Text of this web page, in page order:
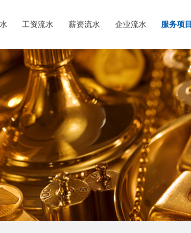
工资流水 薪资流水 企业流水 服务项目